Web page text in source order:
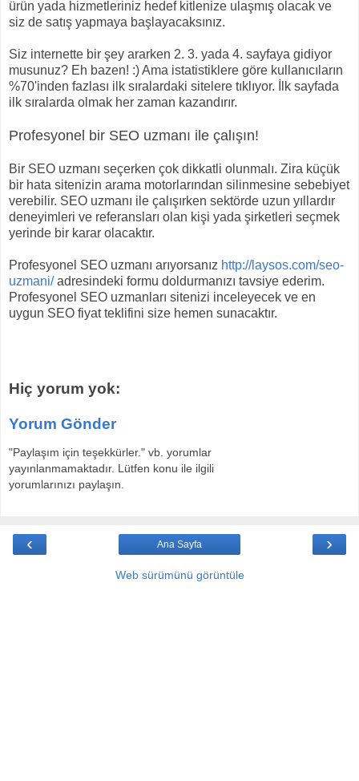
ürün yada hizmetleriniz hedef kitlenize ulaşmış olacak ve
siz de satış yapmaya başlayacaksınız.
Siz internette bir şey ararken 2. 3. yada 4. sayfaya gidiyor
musunuz? Eh bazen! :) Ama istatistiklere göre kullanıcıların
%70'inden fazlası ilk sıralardaki sitelere tıklıyor. İlk sayfada
ilk sıralarda olmak her zaman kazandırır.
Profesyonel bir SEO uzmanı ile çalışın!
Bir SEO uzmanı seçerken çok dikkatli olunmalı. Zira küçük
bir hata sitenizin arama motorlarından silinmesine sebebiyet
verebilir. SEO uzmanı ile çalışırken sektörde uzun yıllardır
deneyimleri ve referansları olan kişi yada şirketleri seçmek
yerinde bir karar olacaktır.
Profesyonel SEO uzmanı arıyorsanız http://laysos.com/seo-
uzmani/adresindeki formu doldurmanızı tavsiye ederim.
Profesyonel SEO uzmanları sitenizi inceleyecek ve en
uygun SEO fiyat teklifini size hemen sunacaktır.
Hiç yorum yok:
Yorum Gönder
"Paylaşım için teşekkürler." vb. yorumlar
yayınlanmamaktadır. Lütfen konu ile ilgili
yorumlarınızı paylaşın.
‹ ›
Ana Sayfa
Web sürümünü görüntüle